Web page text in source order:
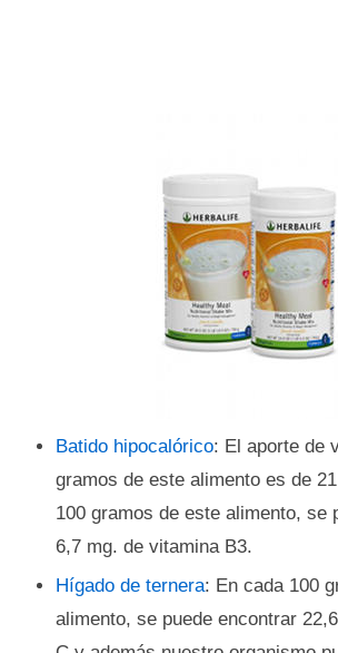
Batido hipocalórico: El aporte de
gramos de este alimento es de
100 gramos de este alimento, se
6,7 mg. de vitamina B3.
Hígado de ternera: En cada 100
alimento, se puede encontrar